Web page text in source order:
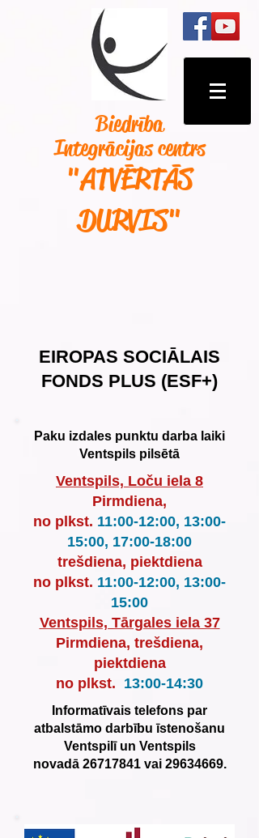
Biedrība
Integrācijas centrs
"ATVĒRTĀS
DURVIS"
EIROPAS SOCIĀLAIS
FONDS PLUS (ESF+)
Paku izdales punktu darba laiki
Ventspils pilsētā
Ventspils, Loču iela 8
Pirmdiena,
no plkst. 11:00-12:00, 13:00-
15:00, 17:00-18:00
trešdiena, piektdiena
no plkst. 11:00-12:00, 13:00-
15:00
Ventspils, Tārgales iela 37
Pirmdiena, trešdiena,
piektdiena
no plkst. 13:00-14:30
Informatīvais telefons par
atbalstāmo darbību īstenošanu
Ventspilī un Ventspils
novadā 26717841vai 29634669.